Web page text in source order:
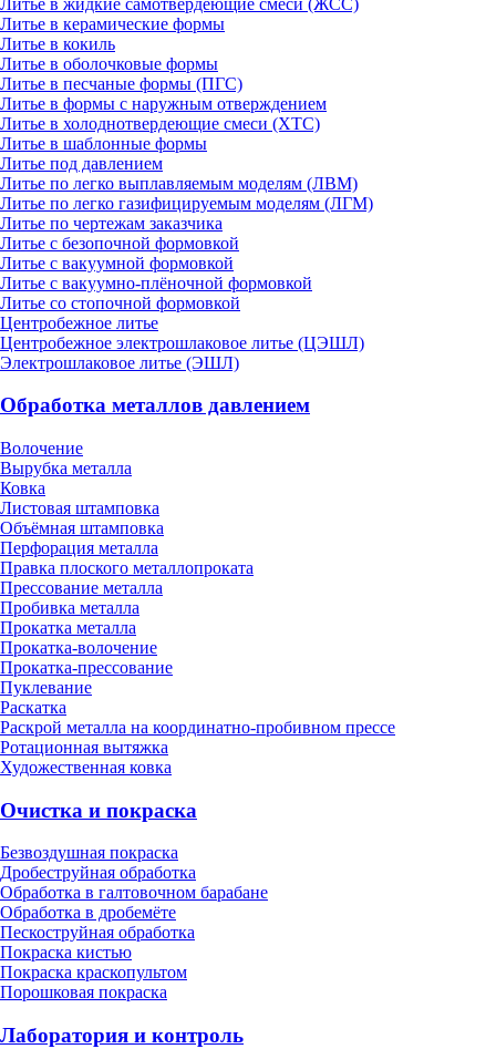
Литье в керамические формы
Литье в кокиль
Литье в оболочковые формы
Литье в песчаные формы (ПГС)
Литье в формы с наружным отверждением
Литье в холоднотвердеющие смеси (ХТС)
Литье в шаблонные формы
Литье под давлением
Литье по легко выплавляемым моделям (ЛВМ)
Литье по легко газифицируемым моделям (ЛГМ)
Литье по чертежам заказчика
Литье с безопочной формовкой
Литье с вакуумной формовкой
Литье с вакуумно-плёночной формовкой
Литье со стопочной формовкой
Центробежное литье
Центробежное электрошлаковое литье (ЦЭШЛ)
Электрошлаковое литье (ЭШЛ)
Обработка металлов давлением
Волочение
Вырубка металла
Ковка
Листовая штамповка
Объёмная штамповка
Перфорация металла
Правка плоского металлопроката
Прессование металла
Пробивка металла
Прокатка металла
Прокатка-волочение
Прокатка-прессование
Пуклевание
Раскатка
Раскрой металла на координатно-пробивном прессе
Ротационная вытяжка
Художественная ковка
Очистка и покраска
Безвоздушная покраска
Дробеструйная обработка
Обработка в галтовочном барабане
Обработка в дробемёте
Пескоструйная обработка
Покраска кистью
Покраска краскопультом
Порошковая покраска
Лаборатория и контроль